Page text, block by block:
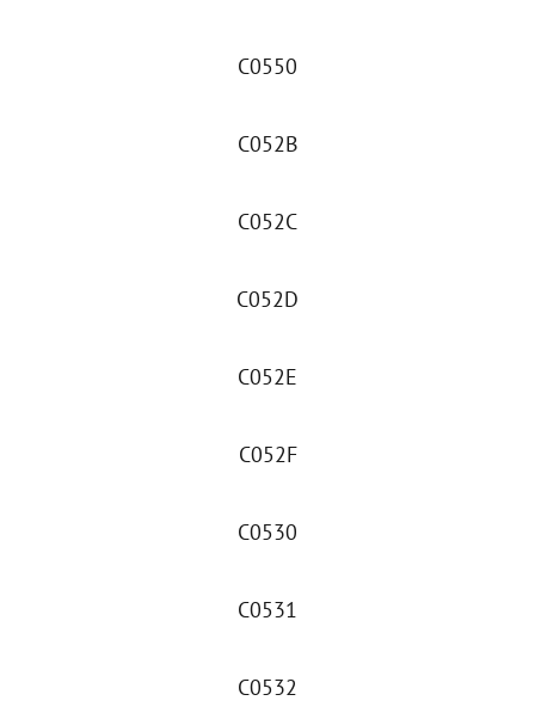
C0550
C052B
C052C
C052D
C052E
C052F
C0530
C0531
C0532